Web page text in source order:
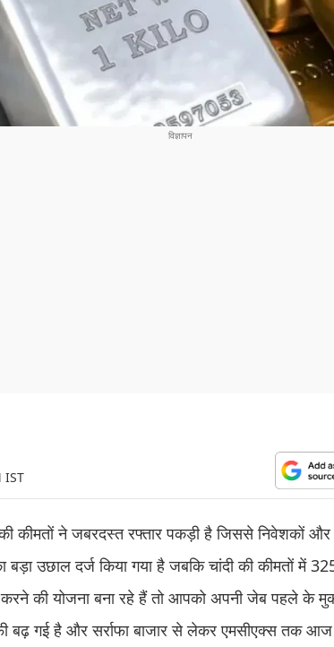
IST
कीमतों ने जबरदस्त रफ्तार पकड़ी है जिससे निवेशकों
उछाल दर्ज किया गया है जबकि चांदी की कीमतों में
की योजना बना रहे हैं तो आपको अपनी जेब पहले के
बढ़ गई है और सर्राफा बाजार से लेकर एमसीएक्स तक